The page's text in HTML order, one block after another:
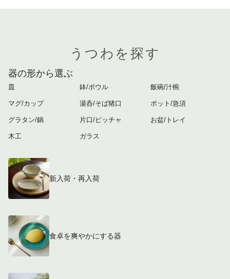
うつわを探す
器の形から選ぶ
皿
マグ/カップ
グラタン/鍋
木工
鉢/ボウル
湯呑/そば猪口
片口/ピッチャ
ガラス
飯碗/汁椀
ポット/急須
お盆/トレイ
新入荷・再入荷
食卓を爽やかにする器